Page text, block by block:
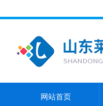
网站首页